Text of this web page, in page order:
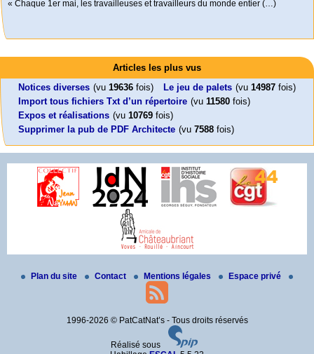
« Chaque 1er mai, les travailleuses et travailleurs du monde entier (…)
Foutez-nous la paix !
Aujourd’hui, mercredi 18 mars 2026, le président de la République
Emmanuel (…)
Leonard Peltier libre !
Leonard Peltier, un Amérindien condamné deux fois à la prison à vie pour
un (…)
En Pays-de-la-Loire le couperet est tombé !
« La présidente Horizons de la région Pays de la Loire veut faire voter ce (…)
Mon CV... Cette perle indique une nouveauté, ou le dernier travail (…)
Articles les plus vus
Notices diverses (vu 19636 fois) Le jeu de palets (vu 14987 fois)
Import tous fichiers Txt d’un répertoire (vu 11580 fois)
Expos et réalisations (vu 10769 fois)
Supprimer la pub de PDF Architecte (vu 7588 fois)
Plan du site Contact Mentions légales Espace privé
1996-2026 © PatCatNat’s - Tous droits réservés
Réalisé sous